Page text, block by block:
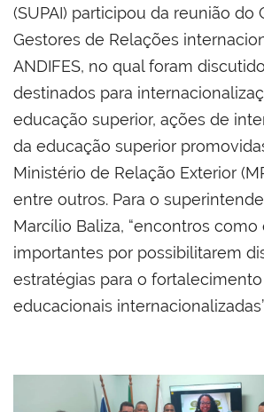
(SUPAI) participou da reunião do
Gestores de Relações
ANDIFES, no qual foram
destinados para
educação superior, ações de
da educação superior
Ministério de Relação Exterior
entre outros. Para o
Marcílio Baliza, “encontros como
importantes por possibilitarem
estratégias para o
educacionais